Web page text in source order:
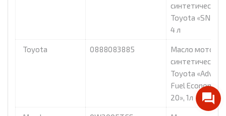
синтетическое
Toyota «SN
4 л
Toyota 0888083885
Масло
синтетическое
Toyota
Fuel Economy
20», 1л